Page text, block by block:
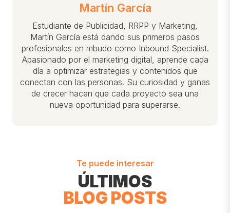
Martín García
Estudiante de Publicidad, RRPP y Marketing,
Martín García está dando sus primeros pasos
profesionales en mbudo como Inbound Specialist.
Apasionado por el marketing digital, aprende cada
día a optimizar estrategias y contenidos que
conectan con las personas. Su curiosidad y ganas
de crecer hacen que cada proyecto sea una
nueva oportunidad para superarse.
Te puede interesar
ÚLTIMOS
BLOG POSTS